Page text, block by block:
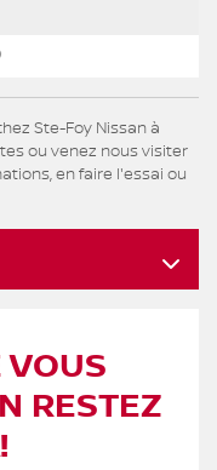
Ste-Foy Nissan à
ou venez nous visiter
en faire l'essai ou
VOUS
RESTEZ